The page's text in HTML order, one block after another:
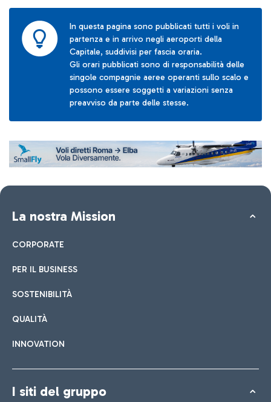
In questa pagina sono pubblicati tutti i voli in
partenza e in arrivo negli aeroporti della
Capitale, suddivisi per fascia oraria.
Gli orari pubblicati sono di responsabilità delle
singole compagnie aeree operanti sullo scalo e
possono essere soggetti a variazioni senza
preavviso da parte delle stesse.
La nostra Mission
CORPORATE
PER IL BUSINESS
SOSTENIBILITÀ
QUALITÀ
INNOVATION
I siti del gruppo